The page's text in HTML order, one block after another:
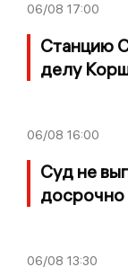
06/08 17:00
Станцию
делу
06/08 16:00
Суд не
досрочно
06/08 13:30